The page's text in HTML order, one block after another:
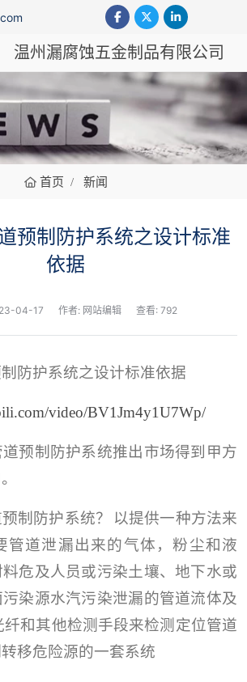
温州漏腐蚀五金制品有限公司
新闻
首页 新闻
预制防护系统之设计标准
依据
04-17 作者: 网站编辑 查看: 792
防护系统之设计标准依据
video/BV1Jm4y1U7Wp/
预制防护系统推出市场得到甲方
制防护系统？
以提供一种方法来
管道泄漏出来的气体，粉尘和液
危及人员或污染土壤、地下水或
染源水汽污染泄漏的管道流体及
纤和其他检测手段来检测定位管道
移危险源的一套系统